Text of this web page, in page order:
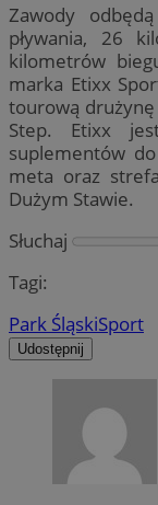
Zawody
pływania, 26
kilometrów
marka Etixx
tourową drużynę
Step. Etixx
suplementów
meta oraz
Dużym Stawie.
Słuchaj
Tagi:
Park ŚląskiSport
Udostępnij